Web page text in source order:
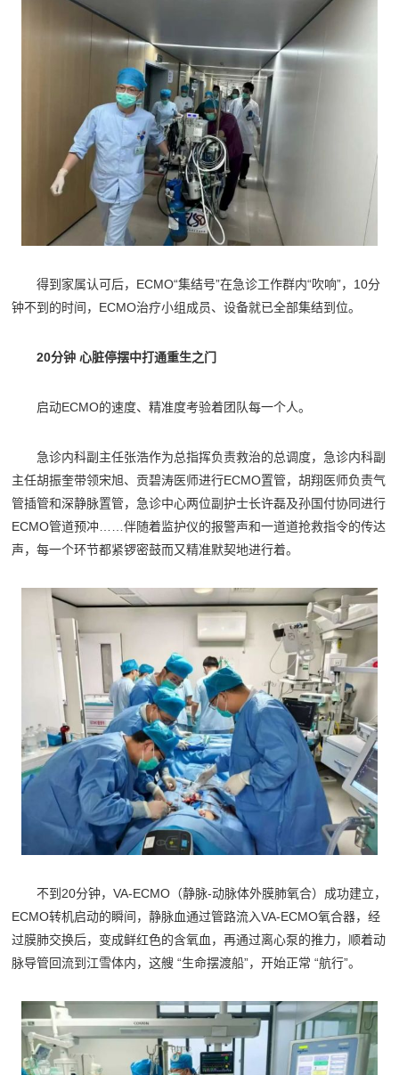
得到家属认可后，ECMO“集结号”在急诊工作群内“吹响”，10分
钟不到的时间，ECMO治疗小组成员、设备就已全部集结到位。
20分钟 心脏停摆中打通重生之门
启动ECMO的速度、精准度考验着团队每一个人。
急诊内科副主任张浩作为总指挥负责救治的总调度，急诊内科副
主任胡振奎带领宋旭、贡碧涛医师进行ECMO置管，胡翔医师负责气
管插管和深静脉置管，急诊中心两位副护士长许磊及孙国付协同进行
ECMO管道预冲……伴随着监护仪的报警声和一道道抢救指令的传达
声，每一个环节都紧锣密鼓而又精准默契地进行着。
不到20分钟，VA-ECMO（静脉-动脉体外膜肺氧合）成功建立，
ECMO转机启动的瞬间，静脉血通过管路流入VA-ECMO氧合器，经
过膜肺交换后，变成鲜红色的含氧血，再通过离心泵的推力，顺着动
脉导管回流到江雪体内，这艘 “生命摆渡船”，开始正常 “航行”。